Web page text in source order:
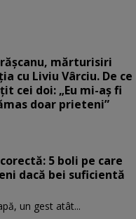
mărturisiri
cu Liviu Vârciu. De ce
cei doi: „Eu mi-aș fi
doar prieteni”
5 boli pe care
dacă bei suficientă
un gest atât...